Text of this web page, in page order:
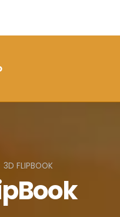
3D FLIPBOOK